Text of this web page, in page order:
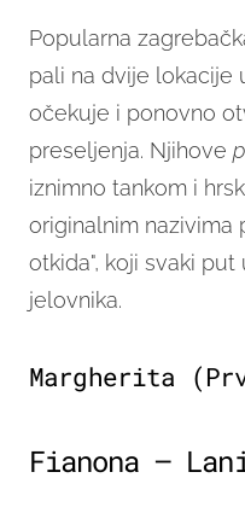
Popularna
pali na dvije lokacije
očekuje i ponovno
preseljenja. Njihove
iznimno tankom i
originalnim nazivima
otkida", koji svaki
jelovnika.
Margherita
Fianona –